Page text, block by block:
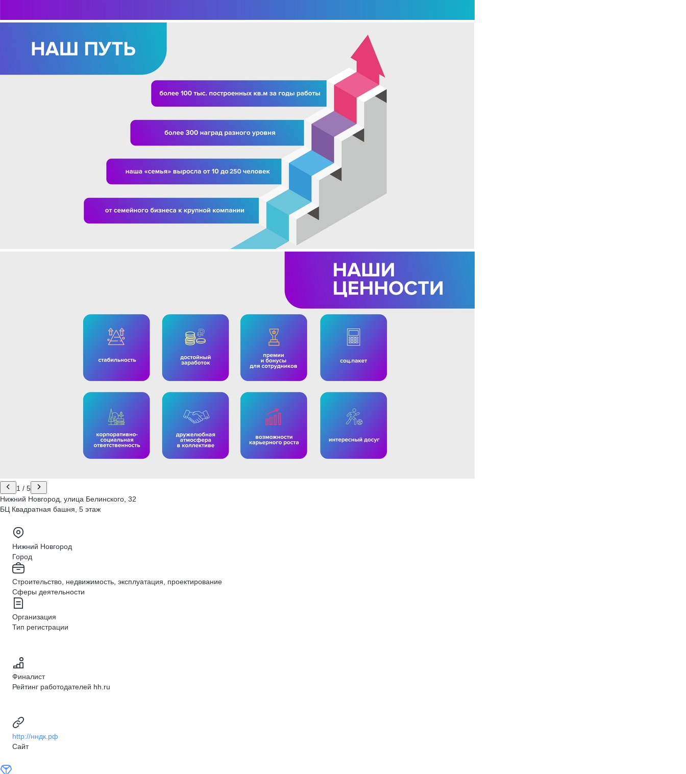
1 / 5
Нижний Новгород, улица Белинского, 32
БЦ Квадратная башня, 5 этаж
Нижний Новгород
Город
Строительство, недвижимость, эксплуатация, проектирование
Сферы деятельности
Организация
Тип регистрации
Финалист
Рейтинг работодателей hh.ru
http://нндк.рф
Сайт